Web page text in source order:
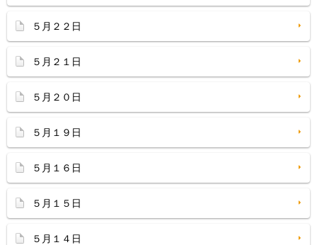
５月２２日
５月２１日
５月２０日
５月１９日
５月１６日
５月１５日
５月１４日